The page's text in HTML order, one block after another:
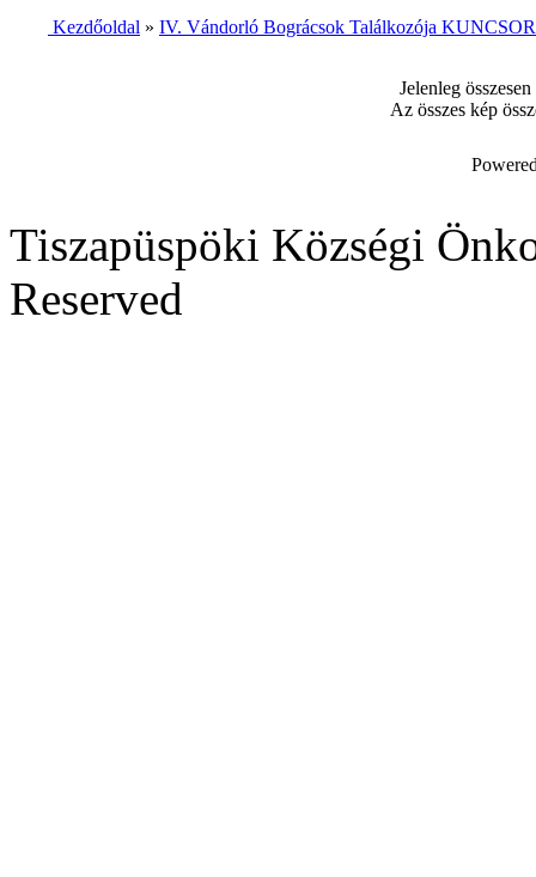
Kezdőoldal » IV. Vándorló Bográcsok Találkozója
Jelenleg
Az összes kép
Tiszapüspöki Községi
Reserved